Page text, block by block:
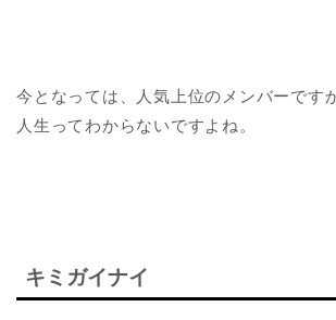
今となっては、人気上位のメンバーです
人生ってわからないですよね。
キミガイナイ